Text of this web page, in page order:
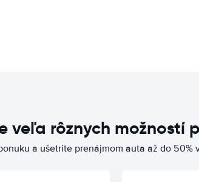
veľa rôznych možností
a ušetrite prenájmom auta až do 50%